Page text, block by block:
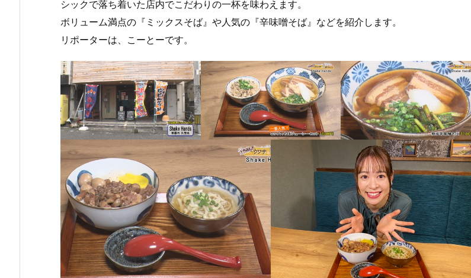
シックで落ち着いた店内でこだわりの一杯を味わえます。
ボリューム満点の『ミックスそば』や人気の『辛味噌そば』などを紹介します。
リポーターは、こーとーです。